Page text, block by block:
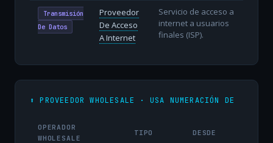
Transmisión
De Datos
Proveedor
De Acceso
A Internet
Servicio de acceso a
internet a usuarios
finales (ISP).
⬆️ PROVEEDOR WHOLESALE · USA NUMERACIÓN DE
OPERADOR
WHOLESALE
TIPO DESDE